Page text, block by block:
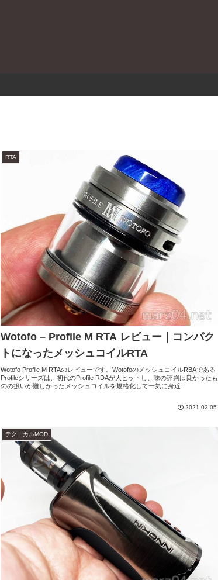
RTA
Wotofo – Profile M RTA レビュー｜コンパク
トになったメッシュコイルRTA
Wotofo Profile M RTAのレビューです。WotofoのメッシュコイルRBAである
Profileシリーズは、初代のProfile RDAが大ヒットし、味の評判は良かったも
のの扱いが難しかったメッシュコイルを規格化して一気に身近...
2021.02.05
テクニカルMOD